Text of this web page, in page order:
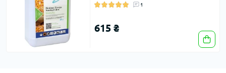
1
615 ₴